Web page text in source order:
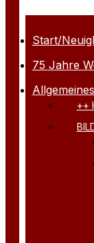
Start/
75 Jahre
Allgemeines
++